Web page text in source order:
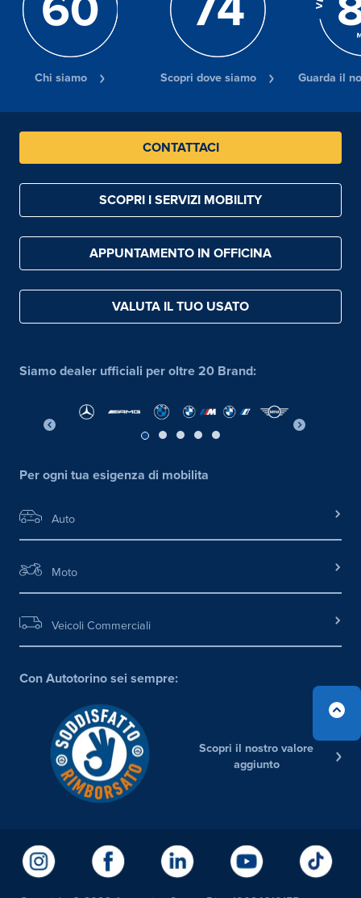
Chi siamo Scopri dove siamo Guarda il
CONTATTACI
SCOPRI I SERVIZI MOBILITY
APPUNTAMENTO IN OFFICINA
VALUTA IL TUO USATO
Siamo dealer ufficiali per oltre 20 Brand:
Per ogni tua esigenza di mobilita
Auto
Moto
Veicoli Commerciali
Con Autotorino sei sempre:
Scopri il nostro valore
aggiunto